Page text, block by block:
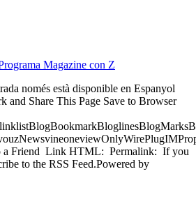
Magazine con Z
només està disponible en Espanyol
and Share This Page Save to Browser
a Friend Link HTML: Permalink: If you
to the RSS Feed.Powered by